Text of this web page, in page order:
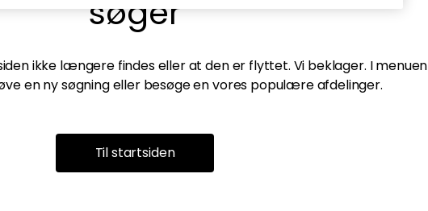
søger
ikke længere findes eller at den er flyttet. Vi beklager. I menuen
en ny søgning eller besøge en vores populære afdelinger.
Til startsiden